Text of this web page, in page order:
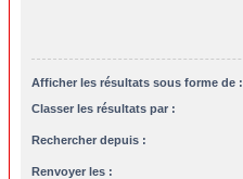
Afficher les résultats sous forme de :
Classer les résultats par :
Rechercher depuis :
Renvoyer les :